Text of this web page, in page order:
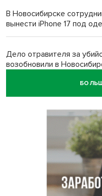
В Новосибирске
вынести iPhone 17 под
Дело отравителя за
возобновили в